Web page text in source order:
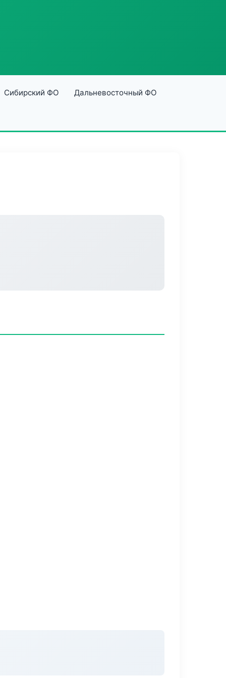
Сибирский ФО Дальневосточный ФО